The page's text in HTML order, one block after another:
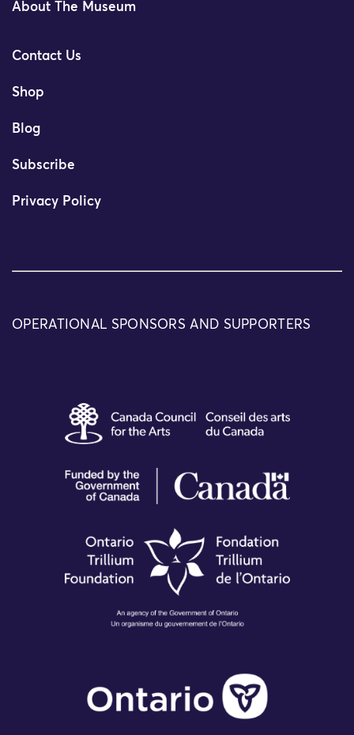
About The Museum
Contact Us
Shop
Blog
Subscribe
Privacy Policy
OPERATIONAL SPONSORS AND SUPPORTERS